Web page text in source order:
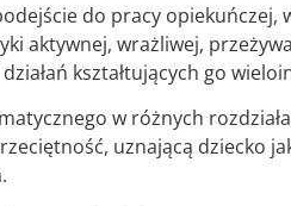
do pracy opiekuńczej,
aktywnej, wrażliwej,
kształtujących go
w różnych
uznającą dziecko